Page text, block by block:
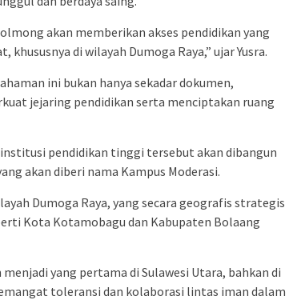
akan memberikan akses pendidikan yang
di wilayah Dumoga Raya,” ujar Yusra.
ini bukan hanya sekadar dokumen,
jejaring pendidikan serta menciptakan ruang
pendidikan tinggi tersebut akan dibangun
akan diberi nama Kampus Moderasi.
Dumoga Raya, yang secara geografis strategis
Kota Kotamobagu dan Kabupaten Bolaang
yang pertama di Sulawesi Utara, bahkan di
toleransi dan kolaborasi lintas iman dalam